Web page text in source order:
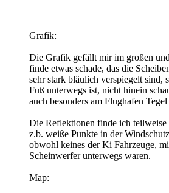
Grafik:
Die Grafik gefällt mir im großen
finde etwas schade, das die
sehr stark bläulich verspiegelt sind,
Fuß unterwegs ist, nicht hinein
auch besonders am Flughafen
Die Reflektionen finde ich
z.b. weiße Punkte in der
obwohl keines der Ki Fahrzeuge,
Scheinwerfer unterwegs waren.
Map: